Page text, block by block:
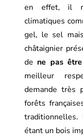
en effet, il
climatiques
gel, le sel
châtaignier
de ne pas
meilleur
demande très
forêts
étant un bois